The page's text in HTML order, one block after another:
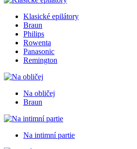
Klasické epilátory
Braun
Philips
Rowenta
Panasonic
Remington
Na obličej
Braun
Na intimní partie